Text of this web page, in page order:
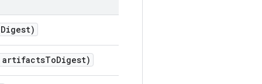
Digest)
artifactsToDigest)